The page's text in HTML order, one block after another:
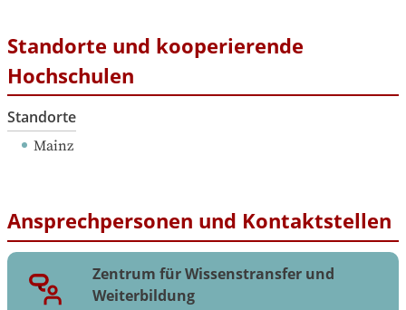
Standorte und kooperierende
Hochschulen
Standorte
Mainz
Ansprechpersonen und Kontaktstellen
Zentrum für Wissenstransfer und
Weiterbildung